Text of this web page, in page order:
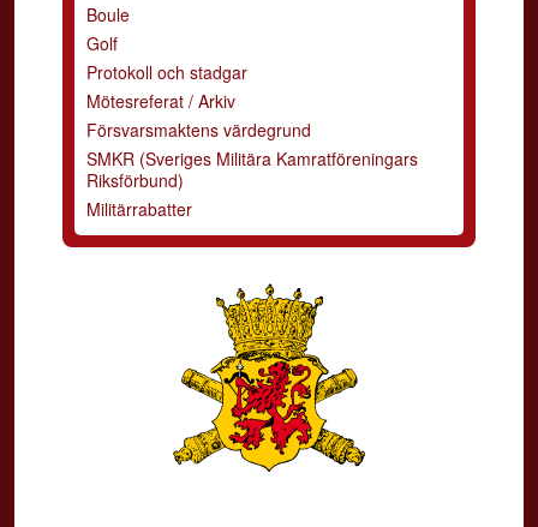
Boule
Golf
Protokoll och stadgar
Mötesreferat / Arkiv
Försvarsmaktens värdegrund
SMKR (Sveriges Militära Kamratföreningars
Riksförbund)
Militärrabatter